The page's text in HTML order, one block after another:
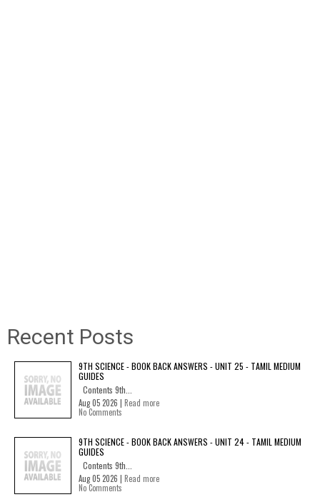
Recent Posts
9TH SCIENCE - BOOK BACK ANSWERS - UNIT 25 - TAMIL MEDIUM
GUIDES
Contents 9th...
Aug 05 2026 | Read more
No Comments
9TH SCIENCE - BOOK BACK ANSWERS - UNIT 24 - TAMIL MEDIUM
GUIDES
Contents 9th...
Aug 05 2026 | Read more
No Comments